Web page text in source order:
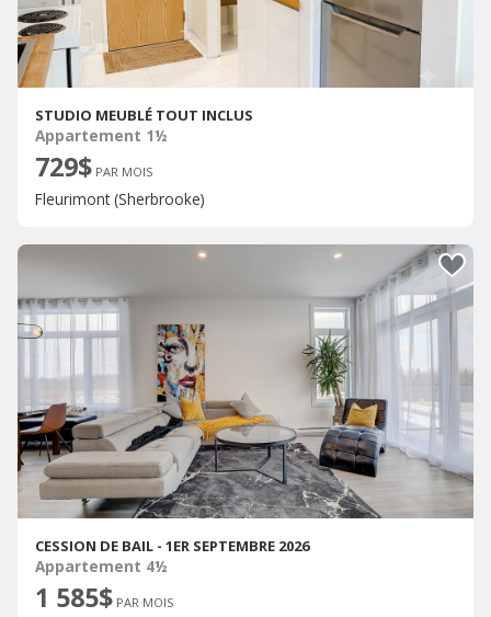
STUDIO MEUBLÉ TOUT INCLUS
Appartement 1½
729$ PAR MOIS
Fleurimont (Sherbrooke)
CESSION DE BAIL - 1ER SEPTEMBRE 2026
Appartement 4½
1 585$ PAR MOIS